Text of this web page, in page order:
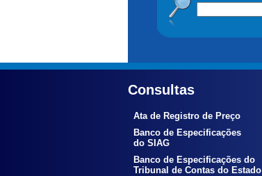
Consultas
Ata de Registro de Preço
Banco de Especificações
do SIAG
Banco de Especificações do
Tribunal de Contas do Estado